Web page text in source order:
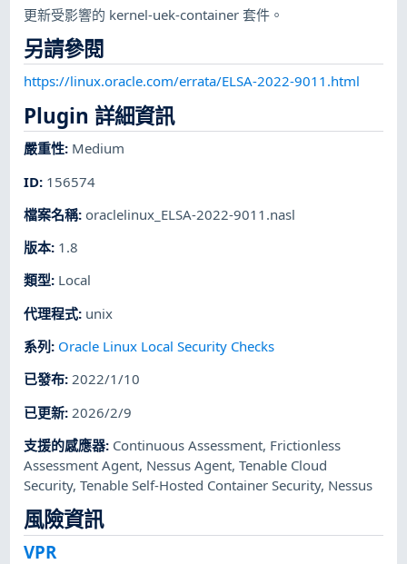
更新受影響的 kernel-uek-container 套件。
另請參閱
https://linux.oracle.com/errata/ELSA-2022-9011.html
Plugin 詳細資訊
嚴重性: Medium
ID: 156574
檔案名稱: oraclelinux_ELSA-2022-9011.nasl
版本: 1.8
類型: Local
代理程式: unix
系列 : Oracle Linux Local Security Checks
已發布:2022/1/10
已更新: 2026/2/9
支援的感應器: Continuous Assessment, Frictionless
Assessment Agent, Nessus Agent,Tenable Cloud
Security,Tenable Self-Hosted Container Security, Nessus
風險資訊
VPR